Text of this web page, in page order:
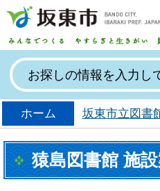
ホーム 坂東市立図書
猿島図書館 施